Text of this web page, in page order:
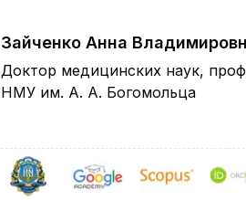
Зайченко Анна
Доктор медицинских наук,
НМУ им. А. А. Богомольца